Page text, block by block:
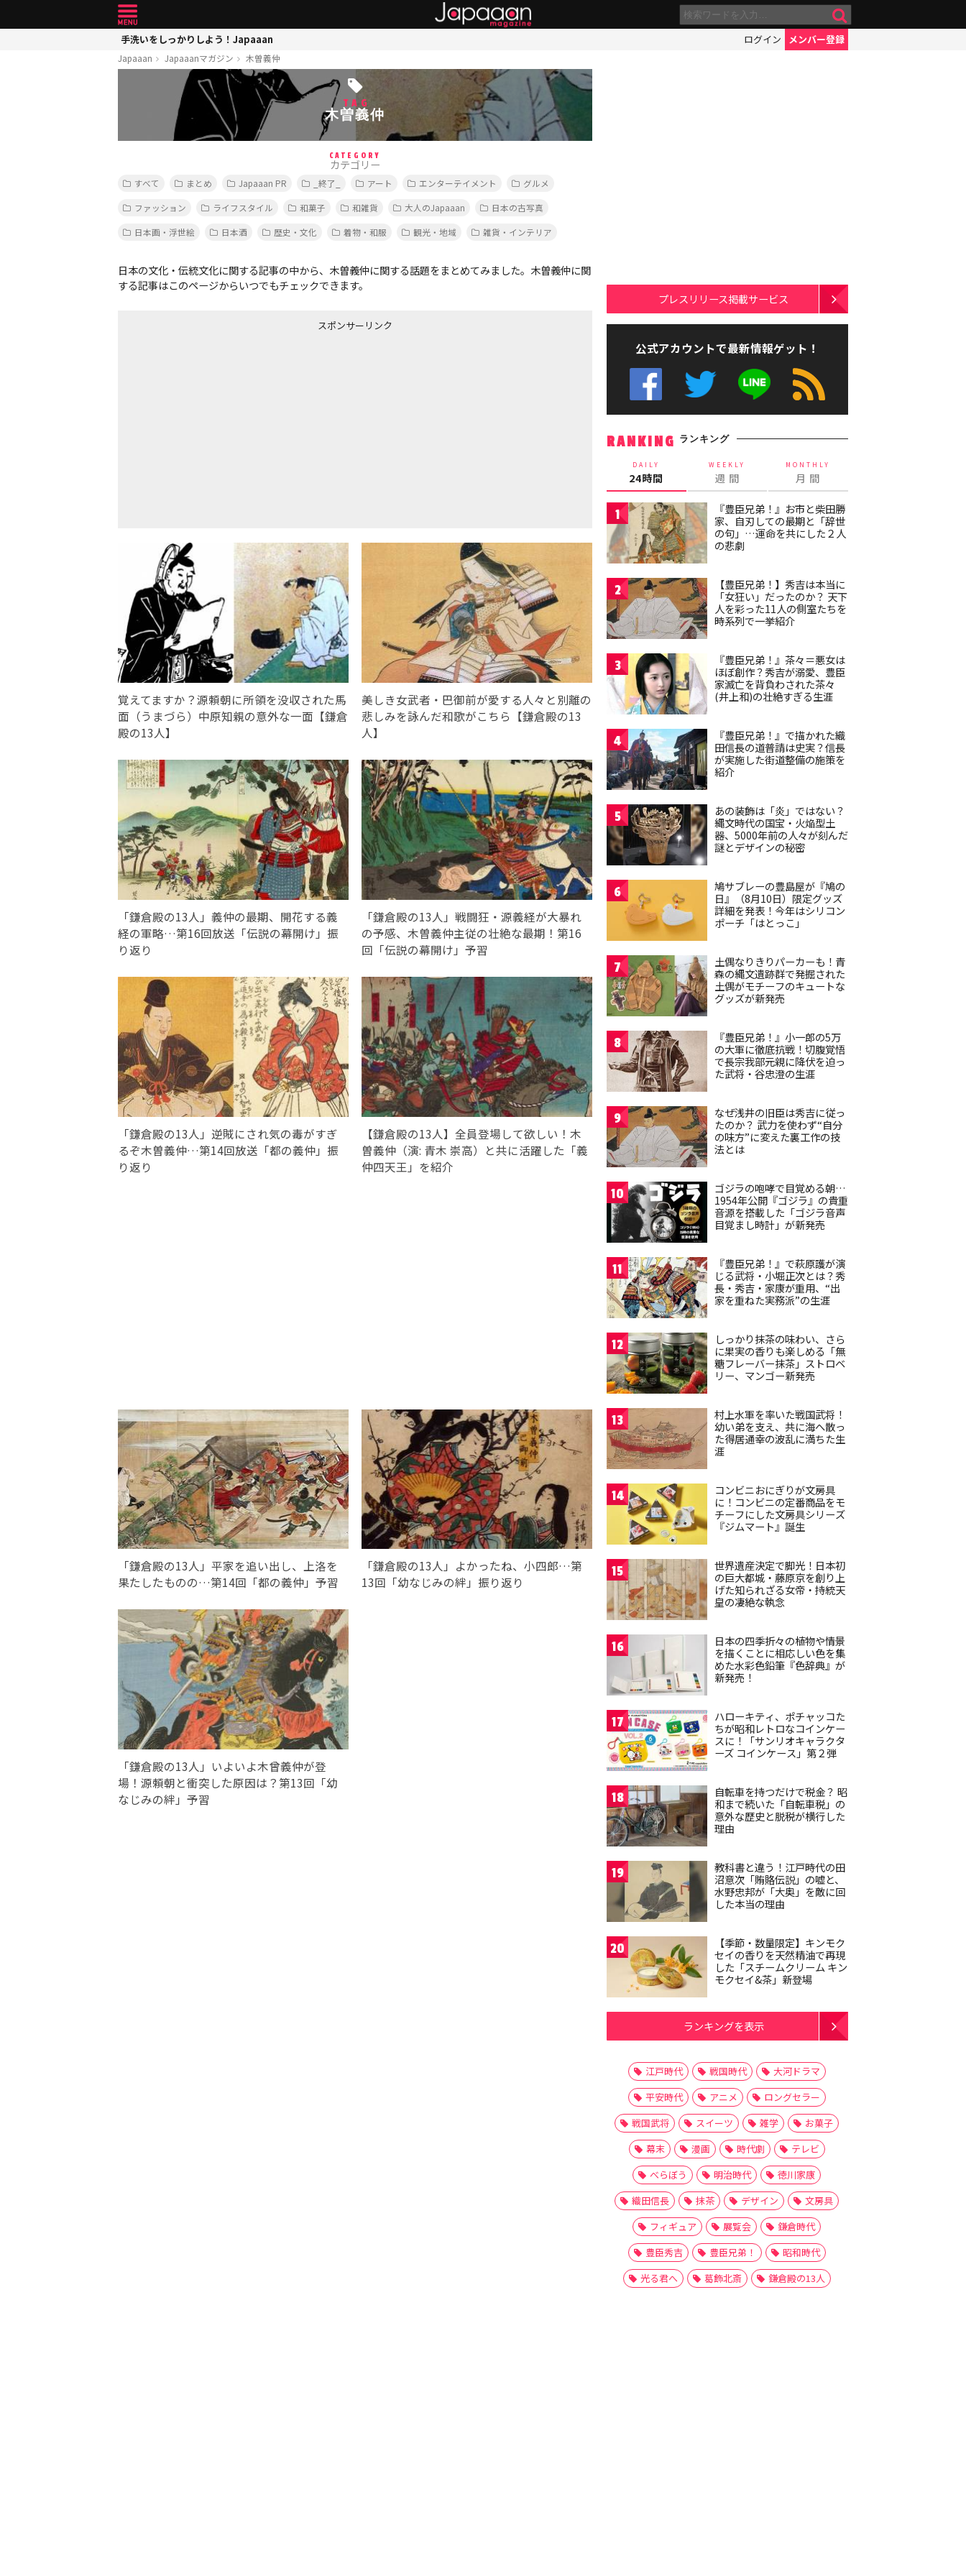
手洗いをしっかりしよう！Japaaan ログイン メンバー登録
Japaaan Japaaanマガジン 木曽義仲
TAG
木曽義仲
CATEGORY
カテゴリー
すべて まとめ Japaaan PR _終了_ アート エンターテイメント
グルメ
ファッション
ライフスタイル 和菓子 和雑貨 大人のJapaaan
日本の古写真
日本画・浮世絵
日本酒 歴史・文化 着物・和服 観光・地域 雑貨・インテリア
日本の文化・伝統文化に関する記事の中から、木曽義仲に関する話題をまとめてみました。木曽義仲に関
する記事はこのページからいつでもチェックできます。
スポンサーリンク
覚えてますか？源頼朝に所領を没収された馬
面（うまづら）中原知親の意外な一面【鎌倉
殿の13人】
美しき女武者・巴御前が愛する人々と別離の
悲しみを詠んだ和歌がこちら【鎌倉殿の13
人】
「鎌倉殿の13人」義仲の最期、開花する義
経の軍略…第16回放送「伝説の幕開け」振
り返り
「鎌倉殿の13人」戦闘狂・源義経が大暴れ
の予感、木曽義仲主従の壮絶な最期！第16
回「伝説の幕開け」予習
「鎌倉殿の13人」逆賊にされ気の毒がすぎ
るぞ木曽義仲…第14回放送「都の義仲」振
り返り
【鎌倉殿の13人】全員登場して欲しい！木
曽義仲（演: 青木 崇高）と共に活躍した「義
仲四天王」を紹介
「鎌倉殿の13人」平家を追い出し、上洛を
果たしたものの…第14回「都の義仲」予習
「鎌倉殿の13人」よかったね、小四郎…第
13回「幼なじみの絆」振り返り
「鎌倉殿の13人」いよいよ木曾義仲が登
場！源頼朝と衝突した原因は？第13回「幼
なじみの絆」予習
プレスリリース掲載サービス
公式アカウントで最新情報ゲット！
RANKING ランキング
DAILY
24時間
WEEKLY
週 間
MONTHLY
月 間
1
『豊臣兄弟！』お市と柴田勝
家、自刃しての最期と「辞世
の句」…運命を共にした２人
の悲劇
2
【豊臣兄弟！】秀吉は本当に
「女狂い」だったのか？ 天下
人を彩った11人の側室たちを
時系列で一挙紹介
3
『豊臣兄弟！』茶々＝悪女は
ほぼ創作？秀吉が溺愛、豊臣
家滅亡を背負わされた茶々
(井上和)の壮絶すぎる生涯
4
『豊臣兄弟！』で描かれた織
田信長の道普請は史実？信長
が実施した街道整備の施策を
紹介
5
あの装飾は「炎」ではない？
縄文時代の国宝・火焔型土
器、5000年前の人々が刻んだ
謎とデザインの秘密
6
鳩サブレーの豊島屋が『鳩の
日』（8月10日）限定グッズ
詳細を発表！今年はシリコン
ポーチ「はとっこ」
7
土偶なりきりパーカーも！青
森の縄文遺跡群で発掘された
土偶がモチーフのキュートな
グッズが新発売
8
『豊臣兄弟！』小一郎の5万
の大軍に徹底抗戦！切腹覚悟
で長宗我部元親に降伏を迫っ
た武将・谷忠澄の生涯
9
なぜ浅井の旧臣は秀吉に従っ
たのか？ 武力を使わず“自分
の味方”に変えた裏工作の技
法とは
10
ゴジラの咆哮で目覚める朝…
1954年公開『ゴジラ』の貴重
音源を搭載した「ゴジラ音声
目覚まし時計」が新発売
11
『豊臣兄弟！』で萩原護が演
じる武将・小堀正次とは？秀
長・秀吉・家康が重用、“出
家を重ねた実務派”の生涯
12
しっかり抹茶の味わい、さら
に果実の香りも楽しめる「無
糖フレーバー抹茶」ストロベ
リー、マンゴー新発売
13
村上水軍を率いた戦国武将！
幼い弟を支え、共に海へ散っ
た得居通幸の波乱に満ちた生
涯
14
コンビニおにぎりが文房具
に！コンビニの定番商品をモ
チーフにした文房具シリーズ
『ジムマート』誕生
15
世界遺産決定で脚光！日本初
の巨大都城・藤原京を創り上
げた知られざる女帝・持統天
皇の凄絶な執念
16
日本の四季折々の植物や情景
を描くことに相応しい色を集
めた水彩色鉛筆『色辞典』が
新発売！
17
ハローキティ、ポチャッコた
ちが昭和レトロなコインケー
スに！「サンリオキャラクタ
ーズ コインケース」第２弾
18
自転車を持つだけで税金？ 昭
和まで続いた「自転車税」の
意外な歴史と脱税が横行した
理由
19
教科書と違う！江戸時代の田
沼意次「賄賂伝説」の嘘と、
水野忠邦が「大奥」を敵に回
した本当の理由
20
【季節・数量限定】キンモク
セイの香りを天然精油で再現
した「スチームクリーム キン
モクセイ&茶」新登場
ランキングを表示
江戸時代 戦国時代
大河ドラマ
平安時代
アニメ
ロングセラー
戦国武将
スイーツ 雑学
お菓子
幕末
漫画 時代劇
テレビ
べらぼう
明治時代
徳川家康
織田信長
抹茶 デザイン
文房具
フィギュア
展覧会
鎌倉時代
豊臣秀吉
豊臣兄弟！
昭和時代
光る君へ
葛飾北斎 鎌倉殿の13人